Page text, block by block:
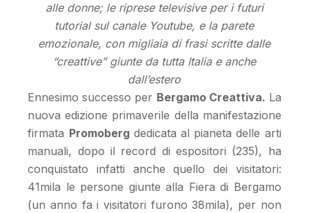
alle donne; le riprese televisive per i futuri
tutorial sul canale Youtube, e la parete
emozionale, con migliaia di frasi scritte dalle
“creattive” giunte da tutta Italia e anche
dall’estero
Ennesimo successo per Bergamo Creattiva. La
nuova edizione primaverile della manifestazione
firmata Promobergdedicata al pianeta delle arti
manuali, dopo il record di espositori (235), ha
conquistato infatti anche quello dei visitatori:
41mila le persone giunte alla Fiera di Bergamo
(un anno fa i visitatori furono 38mila), per non